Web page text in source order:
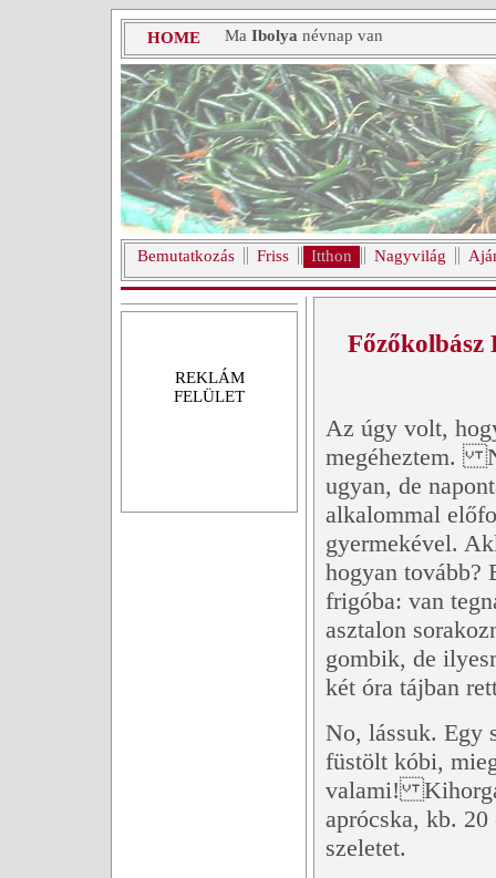
HOME Ma Ibolya névnap van
Bemutatkozás Friss Itthon Nagyvilág
REKLÁM
FELÜLET
Az úgy volt,
megéheztem.
ugyan, de
alkalommal
gyermekével.
hogyan tovább?
frigóba: van
asztalon
gombik, de
két óra tájban
No, lássuk. Egy
füstölt kóbi,
valami!
aprócska, kb. 20
szeletet.